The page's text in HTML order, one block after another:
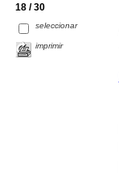
18 / 30
seleccionar
imprimir